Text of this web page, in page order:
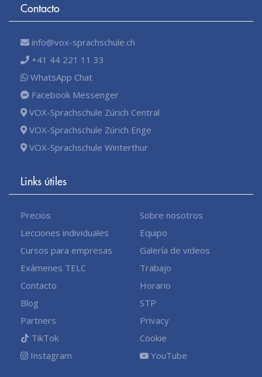
Contacto
info@vox-sprachschule.ch
+41 44 221 11 33
WhatsApp Chat
Facebook Messenger
VOX-Sprachschule Zúrich Central
VOX-Sprachschule Zúrich Enge
VOX-Sprachschule Winterthur
Links útiles
Precios
Lecciones individuales
Cursos para empresas
Exámenes TELC
Contacto
Blog
Partners
TikTok
Instagram
Sobre nosotros
Equipo
Galería de videos
Trabajo
Horario
STP
Privacy
Cookie
YouTube